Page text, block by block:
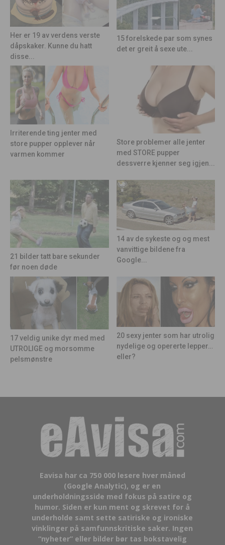
Her er 19 av verdens verste
dåpskaker. Kunne du hatt
disse...
15 forelskede par som synes
det er greit å sexe ute...
Irriterende ting jenter med
store pupper opplever når
varmen kommer
Store problemer alle jenter
med STORE pupper
dessverre kjenner seg igjen...
21 bilder tatt bare sekunder
før noen døde
14 av de sykeste og og mest
vanvittige bildene fra
Google...
17 veldig unike dyr med med
UTROLIGE og morsomme
pelsmønstre
20 sexy jenter som har utrolig
nydelige og opererte lepper…
eller?
Eavisa har ca 750 000 lesere hver måned
(Google Analytic), og er en
underholdningsside med fokus på satire og
humor. Siden er kun ment og skrevet for å
underholde samt sette satiriske og ironiske
vinklinger på samfunnskritiske saker. Ingen
“nyheter” eller bilder bør tas bokstavelig